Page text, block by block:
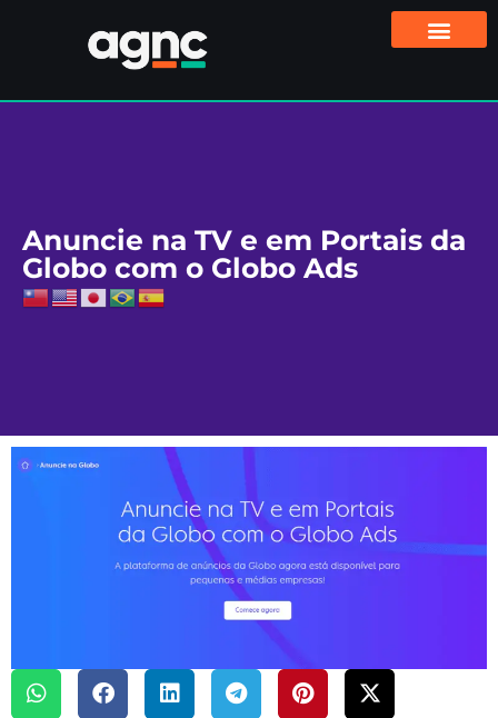
Anuncie na TV e em Portais da
Globo com o Globo Ads